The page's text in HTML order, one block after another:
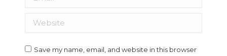
Website
Save my name, email, and website in this browser